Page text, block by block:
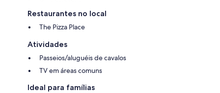
Restaurantes no local
The Pizza Place
Atividades
Passeios/aluguéis de cavalos
TV em áreas comuns
Ideal para famílias